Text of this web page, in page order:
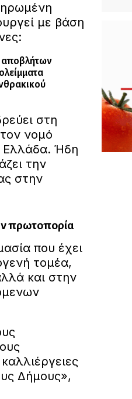
με βάση
αποβλήτων
στη
νομό
Ελλάδα. Ήδη
την
στην
πρωτοπορία
που έχει
τομέα,
και στην
Δήμους»,